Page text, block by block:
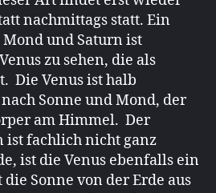
nachmittags statt. Ein
und Saturn ist
zu sehen, die als
Die Venus ist halb
Sonne und Mond, der
am Himmel. Der
ist fachlich nicht ganz
ist die Venus ebenfalls ein
Sonne von der Erde aus